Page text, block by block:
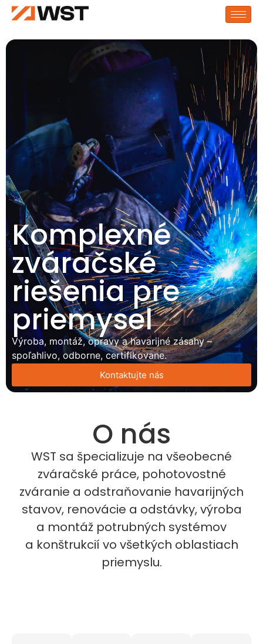
Komplexné
zváračské
riešenia pre
priemysel
Výroba, montáž, opravy a havarijné zásahy –
spoľahlivo, odborne, certifikovane.
Kontaktujte nás
O nás
WST sa špecializuje na všeobecné
zváračské práce, pohotovostné
zváranie a odstraňovanie havarijných
stavov, renovácie a odstávky, výroba
a montáž potrubných systémov
a konštrukcií vo všetkých oblastiach
priemyslu.